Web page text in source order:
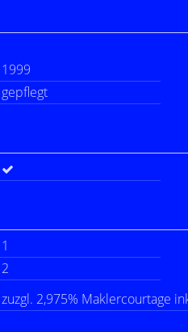
1999
gepflegt
1
2
zuzgl. 2,975% Maklercourtage